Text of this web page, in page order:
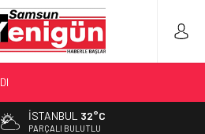
5’İNCİLİK!
İSTANBUL 32°C
PARÇALI BULUTLU